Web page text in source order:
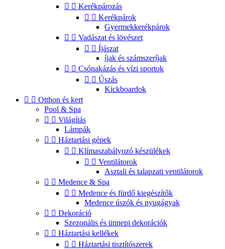
  Kerékpározás
  Kerékpárok
Gyermekkerékpárok
  Vadászat és lövészet
  Íjászat
íjak és számszeríjak
  Csónakázás és vízi sportok
  Úszás
Kickboardok
  Otthon és kert
Pool & Spa
  Világítás
Lámpák
  Háztartási gépek
  Klímaszabályozó készülékek
  Ventilátorok
Asztali és talapzati ventilátorok
  Medence & Spa
  Medence és fürdő kiegészítők
Medence úszók és nyugágyak
  Dekoráció
Szezonális és ünnepi dekorációk
  Háztartási kellékek
  Háztartási tisztítószerek